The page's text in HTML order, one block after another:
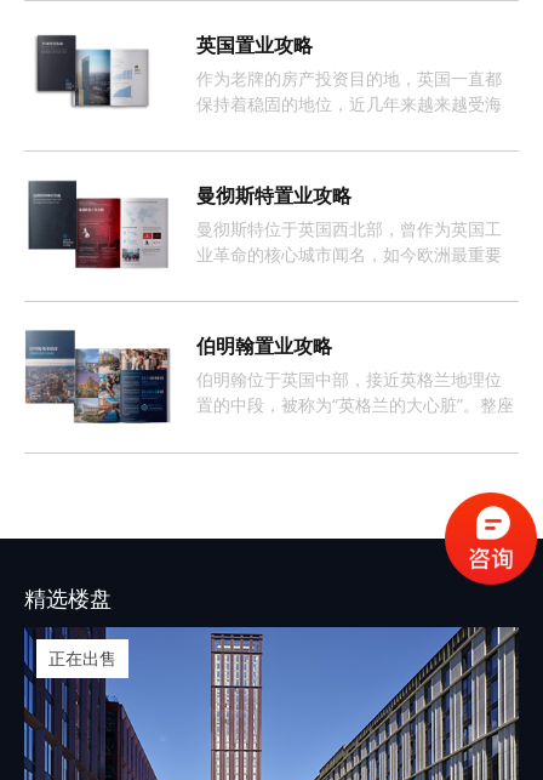
英国置业攻略
作为老牌的房产投资目的地，英国一直都
保持着稳固的地位，近几年来越来越受海
曼彻斯特置业攻略
曼彻斯特位于英国西北部，曾作为英国工
业革命的核心城市闻名，如今欧洲最重要
伯明翰置业攻略
伯明翰位于英国中部，接近英格兰地理位
置的中段，被称为“英格兰的大心脏”。整座
伯明翰的租房市场长期呈现供不应求的情
精选楼盘
正在出售